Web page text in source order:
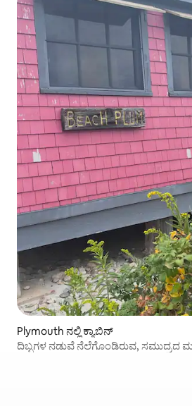
Plymouth ನಲ್ಲಿ ಕ್ಯಾಬಿನ್
ದಿಬ್ಬಗಳ ನಡುವೆ ನೆಲೆಗೊಂಡಿರುವ, ಸಮುದ್ರದ